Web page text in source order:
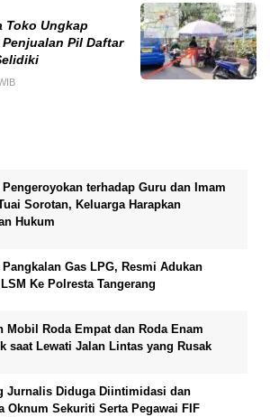
Toko Ungkap
Pil Daftar
Pengeroyokan terhadap Guru dan Imam
Sorotan, Keluarga Harapkan
Hukum
Gas LPG, Resmi Adukan
Ke Polresta Tangerang
Mobil Roda Empat dan Roda Enam
saat Lewati Jalan Lintas yang Rusak
Jurnalis Diduga Diintimidasi dan
Oknum Sekuriti Serta Pegawai FIF